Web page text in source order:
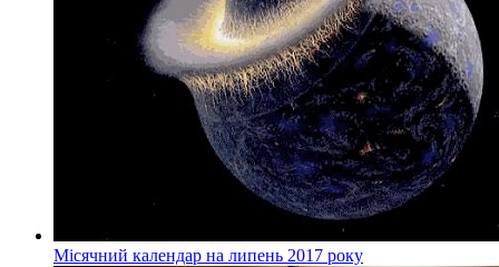
Місячний календар на липень 2017 року